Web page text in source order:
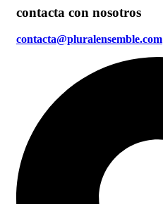
contacta con nosotros
contacta@pluralensemble.com